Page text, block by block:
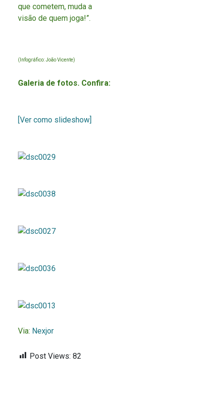
que cometem, muda a
visão de quem joga!”.
(Infográfico: João Vicente)
Galeria de fotos. Confira:
[Ver como slideshow]
Via: Nexjor
Post Views: 82